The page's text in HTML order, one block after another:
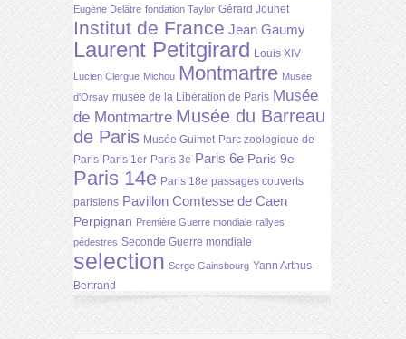
Eugène Delâtre fondation Taylor Gérard Jouhet
Institut de France Jean Gaumy
Laurent Petitgirard Louis XIV
Lucien Clergue Michou Montmartre Musée
d'Orsay musée de la Libération de Paris Musée
de Montmartre Musée du Barreau
de Paris Musée Guimet Parc zoologique de
Paris Paris 1er Paris 3e Paris 6e Paris 9e
Paris 14e Paris 18e passages couverts
parisiens Pavillon Comtesse de Caen
Perpignan Première Guerre mondiale rallyes
pédestres Seconde Guerre mondiale
selection Serge Gainsbourg Yann Arthus-
Bertrand